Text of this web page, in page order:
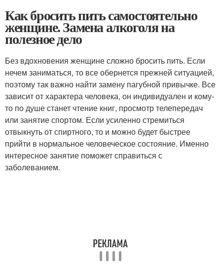
Как бросить пить самостоятельно
женщине. Замена алкоголя на
полезное дело
Без вдохновения женщине сложно бросить пить. Если
нечем заниматься, то все обернется прежней ситуацией,
поэтому так важно найти замену пагубной привычке. Все
зависит от характера человека, он индивидуален и кому-
то по душе станет чтение книг, просмотр телепередач
или занятие спортом. Если усиленно стремиться
отвыкнуть от спиртного, то и можно будет быстрее
прийти в нормальное человеческое состояние. Именно
интересное занятие поможет справиться с
заболеванием.